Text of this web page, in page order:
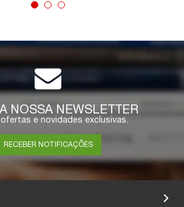
ESGOTADO
NOSSA NEWSLETTER
ofertas e novidades exclusivas.
RECEBER NOTIFICAÇÕES